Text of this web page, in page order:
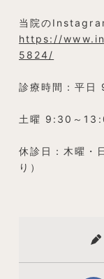
当院の
https://
5824/
診療時間：平
土曜 9:30～
休診日：木曜・
り）